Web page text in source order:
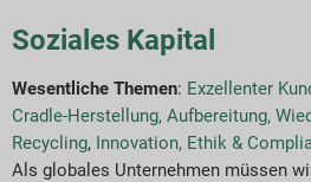
Soziales Kapital
Wesentliche Themen: Exzellenter
Cradle-Herstellung, Aufbereitung,
Recycling, Innovation, Ethik &
Als globales Unternehmen müssen